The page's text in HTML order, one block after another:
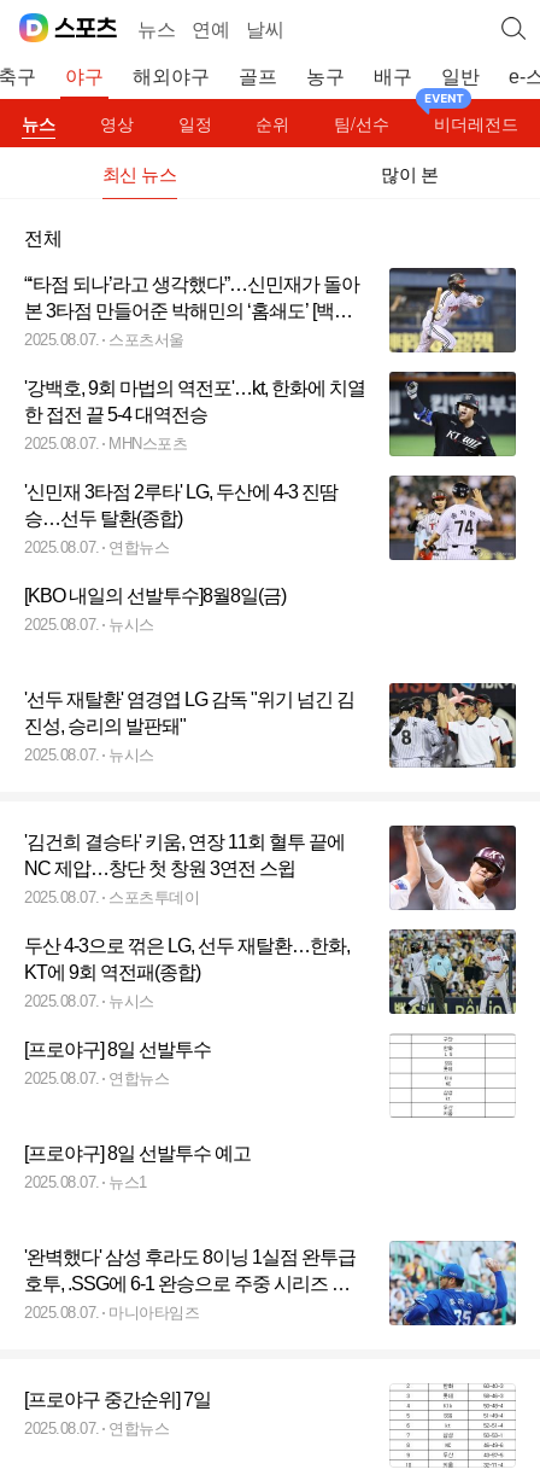
뉴스 연예 날씨
구 야구 해외야구 골프 농구 배구 일반 e-
뉴스 영상 일정 순위 팀/선수 비더레전드
최신 뉴스 많이 본
전체
“‘타점 되나’라고 생각했다”…신민재가 돌아
본 3타점 만들어준 박해민의 ‘홈쇄도’ [백스
톱]
2025.08.07. 스포츠서울
'강백호, 9회 마법의 역전포'…kt, 한화에 치열
한 접전 끝 5-4 대역전승
2025.08.07. MHN스포츠
'신민재 3타점 2루타' LG, 두산에 4-3 진땀
승…선두 탈환(종합)
2025.08.07. 연합뉴스
[KBO 내일의 선발투수]8월8일(금)
2025.08.07. 뉴시스
'선두 재탈환' 염경엽 LG 감독 "위기 넘긴 김
진성, 승리의 발판돼"
2025.08.07. 뉴시스
'김건희 결승타' 키움, 연장 11회 혈투 끝에
NC 제압…창단 첫 창원 3연전 스윕
2025.08.07. 스포츠투데이
두산 4-3으로 꺾은 LG, 선두 재탈환…한화,
KT에 9회 역전패(종합)
2025.08.07. 뉴시스
[프로야구] 8일 선발투수
2025.08.07. 연합뉴스
[프로야구] 8일 선발투수 예고
2025.08.07. 뉴스1
'완벽했다' 삼성 후라도 8이닝 1실점 완투급
호투, .SSG에 6-1 완승으로 주중 시리즈 위
닝 마무리
2025.08.07. 마니아타임즈
[프로야구 중간순위] 7일
2025.08.07. 연합뉴스